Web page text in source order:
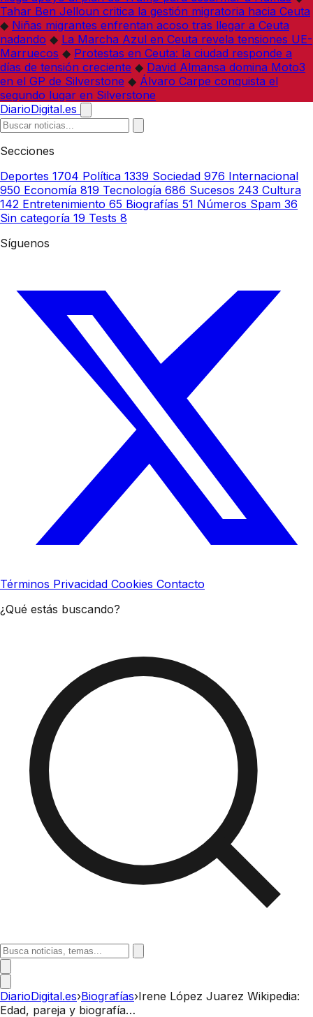
Tahar Ben Jelloun critica la gestión migratoria hacia Ceuta
◆ Niñas migrantes enfrentan acoso tras llegar a Ceuta
nadando ◆ La Marcha Azul en Ceuta revela tensiones UE-
Marruecos ◆ Protestas en Ceuta: la ciudad responde a
días de tensión creciente ◆ David Almansa domina Moto3
en el GP de Silverstone ◆ Álvaro Carpe conquista el
segundo lugar en Silverstone
DiarioDigital.es
Secciones
Deportes 1704 Política 1339 Sociedad 976 Internacional
950 Economía 819 Tecnología 686 Sucesos 243 Cultura
142 Entretenimiento 65 Biografías 51 Números Spam 36
Sin categoría 19 Tests 8
Síguenos
Términos Privacidad Cookies Contacto
¿Qué estás buscando?
DiarioDigital.es›Biografías›Irene López Juarez Wikipedia:
Edad, pareja y biografía…